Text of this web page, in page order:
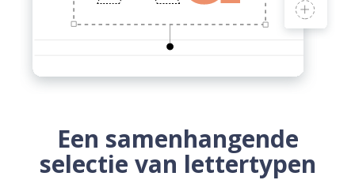
Een samenhangende
selectie van lettertypen